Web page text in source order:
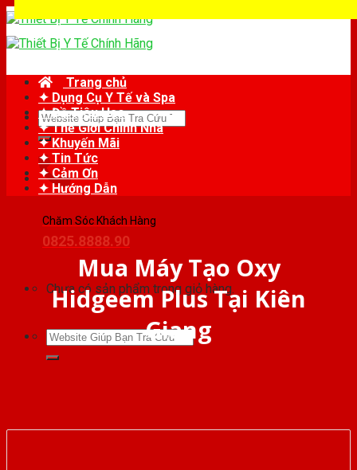
Skip
to
content
Tìm
kiếm:
Chăm Sóc Khách Hàng
0825.8888.90
Chưa có sản phẩm trong giỏ hàng.
Tìm
kiếm:
Trang chủ
✦ Dụng Cụ Y Tế và Spa
✦ Đồ Tiêu Hao
✦ Thế Giới Chỉnh Nha
✦ Khuyến Mãi
✦ Tin Tức
✦ Cảm Ơn
✦ Hướng Dẫn
Mua Máy Tạo Oxy
Hidgeem Plus Tại Kiên
Giang